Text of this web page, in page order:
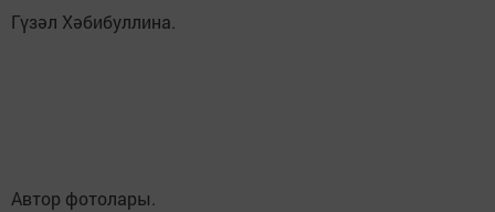
Гүзәл Хәбибуллина.
Автор фотолары.